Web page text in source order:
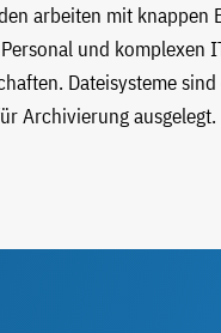
arbeiten mit knappen
und komplexen
Dateisysteme
Archivierung ausgelegt.